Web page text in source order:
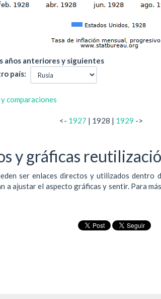
años anteriores y siguientes
país:
comparaciones
<- 1927 | 1928 | 1929 ->
y gráficas
ser enlaces directos y utilizados
a ajustar el aspecto gráficas y sentir. Para